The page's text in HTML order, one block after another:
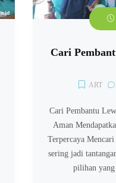
Cari
ART
Cari Pembantu
Aman
Terpercaya
sering jadi
pilihan yang